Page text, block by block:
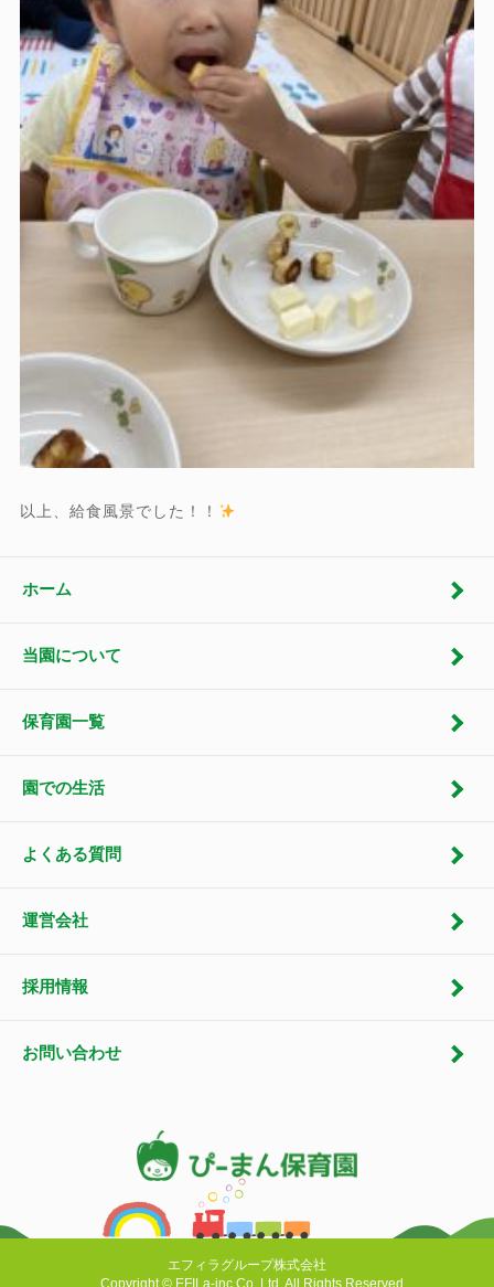
以上、給食風景でした！！
ホーム
当園について
保育園一覧
園での生活
よくある質問
運営会社
採用情報
お問い合わせ
エフィラグループ株式会社
Copyright © EFILa-inc.Co,.Ltd. All Rights Reserved.